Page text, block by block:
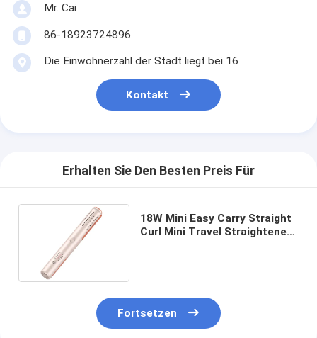
Mr. Cai
86-18923724896
Die Einwohnerzahl der Stadt liegt bei 16
Kontakt
Erhalten Sie Den Besten Preis Für
18W Mini Easy Carry Straight
Curl Mini Travel Straightener
Fortsetzen